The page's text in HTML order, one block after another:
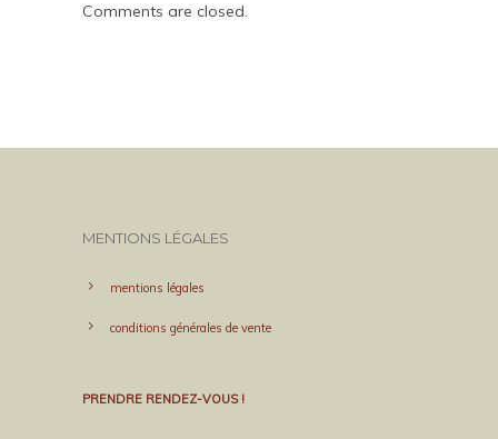
Comments are closed.
MENTIONS LÉGALES
mentions légales
conditions générales de vente
PRENDRE RENDEZ-VOUS !